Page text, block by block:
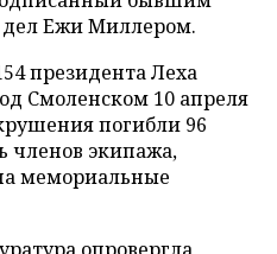
Ежи Миллером.
президента Леха
Смоленском 10 апреля
погибли 96
членов экипажа,
мемориальные